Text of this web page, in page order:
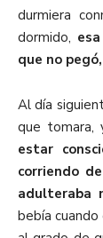
durmiera
dormido,
que no
Al día
que tomara,
estar
corriendo
adulteraba
bebía